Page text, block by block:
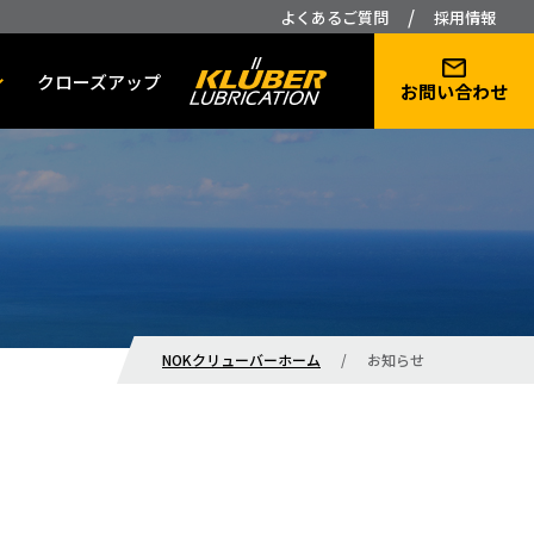
よくあるご質問 / 採用情報
クローズアップ お問い合わせ
NOKクリューバーホーム / お知らせ